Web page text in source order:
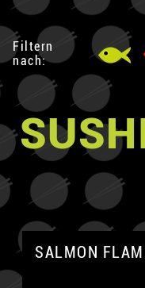
Filtern
nach:
SALMON